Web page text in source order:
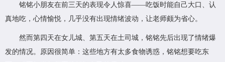
铭铭小朋友在前三天的表现令人惊喜——吃饭时能自己大口、认
真地吃，心情愉悦，几乎没有出现情绪波动，让老师颇为省心。
然而第四天在女儿城、第五天在土司城，铭铭先后出现了情绪爆
发的情况。原因很简单：这些地方有太多食物诱惑，铭铭想要吃东